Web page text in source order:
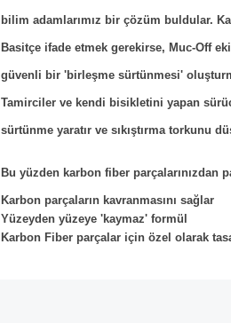
bilim adamlarımız bir çözüm buldular.
Basitçe ifade etmek gerekirse, Muc-Off
güvenli bir 'birleşme sürtünmesi'
Tamirciler ve kendi bisikletini yapan
sürtünme yaratır ve sıkıştırma torkunu
Bu yüzden karbon fiber parçalarınızdan
Karbon parçaların kavranmasını sağlar
Yüzeyden yüzeye 'kaymaz' formül
Karbon Fiber parçalar için özel olarak